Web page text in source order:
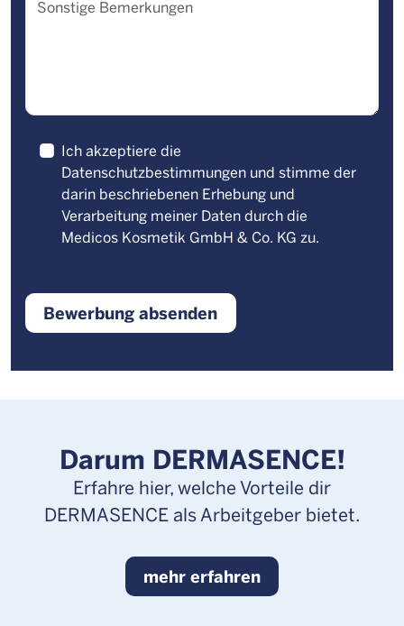
Ich akzeptiere die
Datenschutzbestimmungen und stimme der
darin beschriebenen Erhebung und
Verarbeitung meiner Daten durch die
Medicos Kosmetik GmbH & Co. KG zu.
Darum DERMASENCE!
Erfahre hier, welche Vorteile dir
DERMASENCE als Arbeitgeber bietet.
mehr erfahren